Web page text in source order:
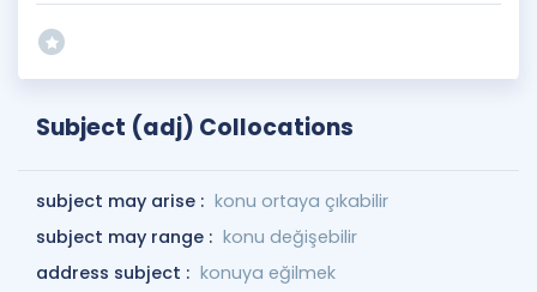
Subject (adj) Collocations
subject may arise : konu ortaya çıkabilir
subject may range : konu değişebilir
address subject : konuya eğilmek